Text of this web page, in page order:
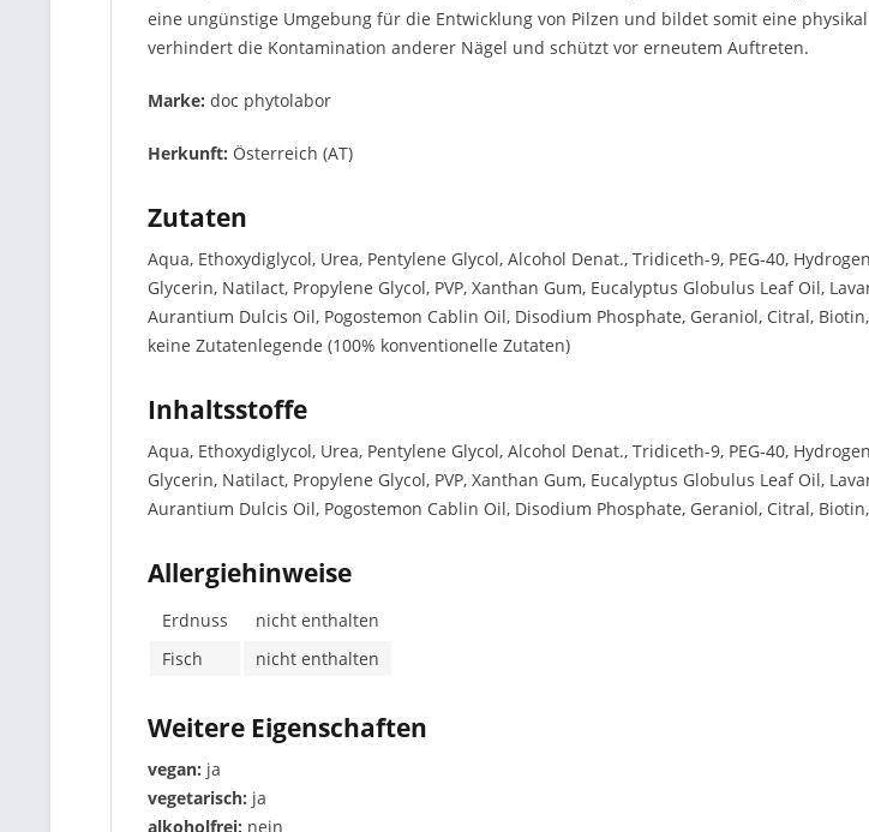
eine ungünstige Umgebung für die Entwicklung von Pilzen und bildet somit eine
verhindert die Kontamination anderer Nägel und schützt vor erneutem Auftreten.
Marke: doc phytolabor
Herkunft: Österreich (AT)
Zutaten
Aqua, Ethoxydiglycol, Urea, Pentylene Glycol, Alcohol Denat., Tridiceth-9, PEG-40,
Glycerin, Natilact, Propylene Glycol, PVP, Xanthan Gum, Eucalyptus Globulus Leaf Oil,
Aurantium Dulcis Oil, Pogostemon Cablin Oil, Disodium Phosphate, Geraniol, Citral,
keine Zutatenlegende (100% konventionelle Zutaten)
Inhaltsstoffe
Aqua, Ethoxydiglycol, Urea, Pentylene Glycol, Alcohol Denat., Tridiceth-9, PEG-40,
Glycerin, Natilact, Propylene Glycol, PVP, Xanthan Gum, Eucalyptus Globulus Leaf Oil,
Aurantium Dulcis Oil, Pogostemon Cablin Oil, Disodium Phosphate, Geraniol, Citral,
Allergiehinweise
Erdnuss
nicht enthalten
Fisch
nicht enthalten
Weitere Eigenschaften
vegan: ja
vegetarisch: ja
alkoholfrei: nein